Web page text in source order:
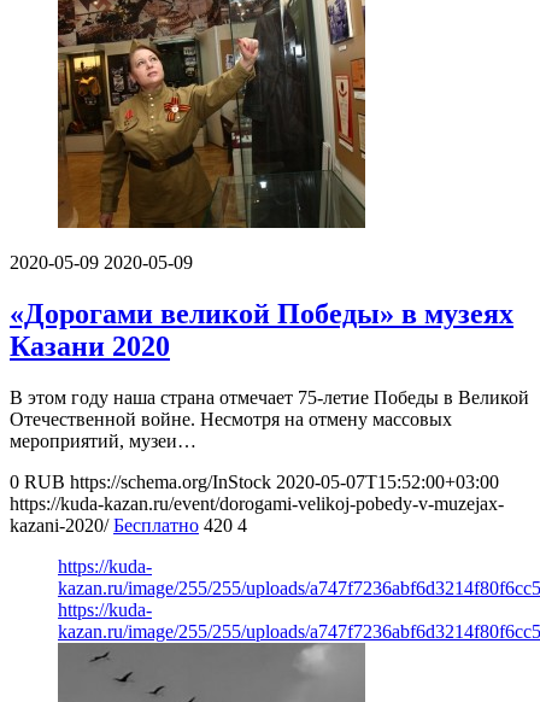
2020-05-09 2020-05-09
«Дорогами великой Победы» в музеях
Казани 2020
В этом году наша страна отмечает 75-летие Победы в Великой
Отечественной войне. Несмотря на отмену массовых
мероприятий, музеи…
0 RUB https://schema.org/InStock 2020-05-07T15:52:00+03:00
https://kuda-kazan.ru/event/dorogami-velikoj-pobedy-v-muzejax-
kazani-2020/ Бесплатно 420 4
https://kuda-
kazan.ru/image/255/255/uploads/
https://kuda-
kazan.ru/image/255/255/uploads/